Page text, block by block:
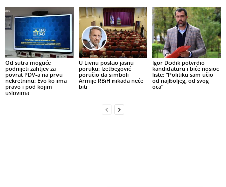
Od sutra moguće
podnijeti zahtjev za
povrat PDV-a na prvu
nekretninu: Evo ko ima
pravo i pod kojim
uslovima
U Livnu poslao jasnu
poruku: Izetbegović
poručio da simboli
Armije RBiH nikada neće
biti
Igor Dodik potvrdio
kandidaturu i biće nosioc
liste: “Politiku sam učio
od najboljeg, od svog
oca”